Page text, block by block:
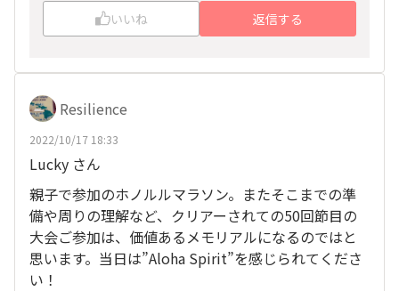
少なく人も殆どいなく快適ですよ😉
いいね 返信する
Resilience
2022/10/17 18:33
Lucky さん
親子で参加のホノルルマラソン。またそこまでの準
備や周りの理解など、クリアーされての50回節目の
大会ご参加は、価値あるメモリアルになるのではと
思います。当日は”Aloha Spirit”を感じられてくださ
い！